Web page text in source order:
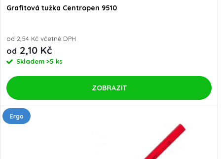
Grafitová tužka Centropen 9510
od 2,54 Kč včetně DPH
od 2,10 Kč
Skladem >5 ks
ZOBRAZIT
Ergo